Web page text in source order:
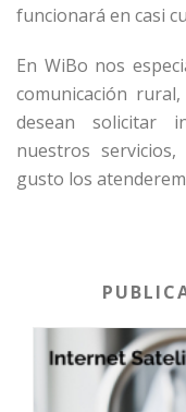
funcionará en casi
En WiBo nos
comunicación
desean solicitar
nuestros
gusto los